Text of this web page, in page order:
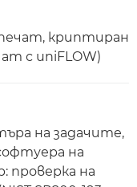
криптиран
с uniFLOW)
на задачите,
на
проверка на